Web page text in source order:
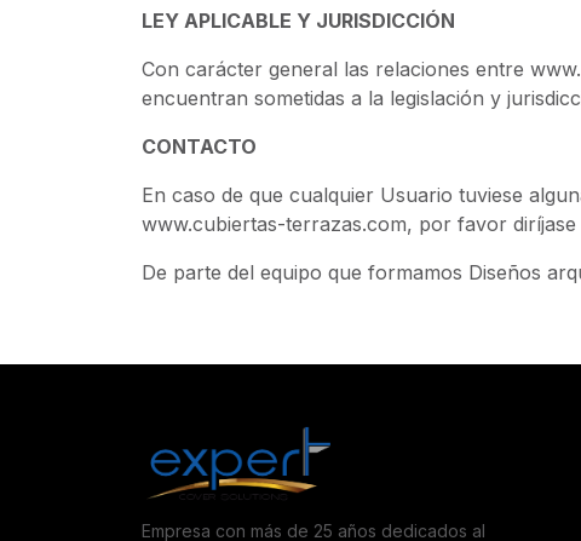
LEY APLICABLE Y JURISDICCIÓN
Con carácter general las relaciones entre
encuentran sometidas a la legislación y
CONTACTO
En caso de que cualquier Usuario tuviese
www.cubiertas-terrazas.com, por favor
De parte del equipo que formamos Diseños
Empresa con más de 25 años dedicados al